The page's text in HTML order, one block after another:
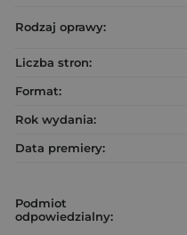
Rodzaj oprawy:
Liczba stron:
Format:
Rok wydania:
Data premiery:
Podmiot
odpowiedzialny: